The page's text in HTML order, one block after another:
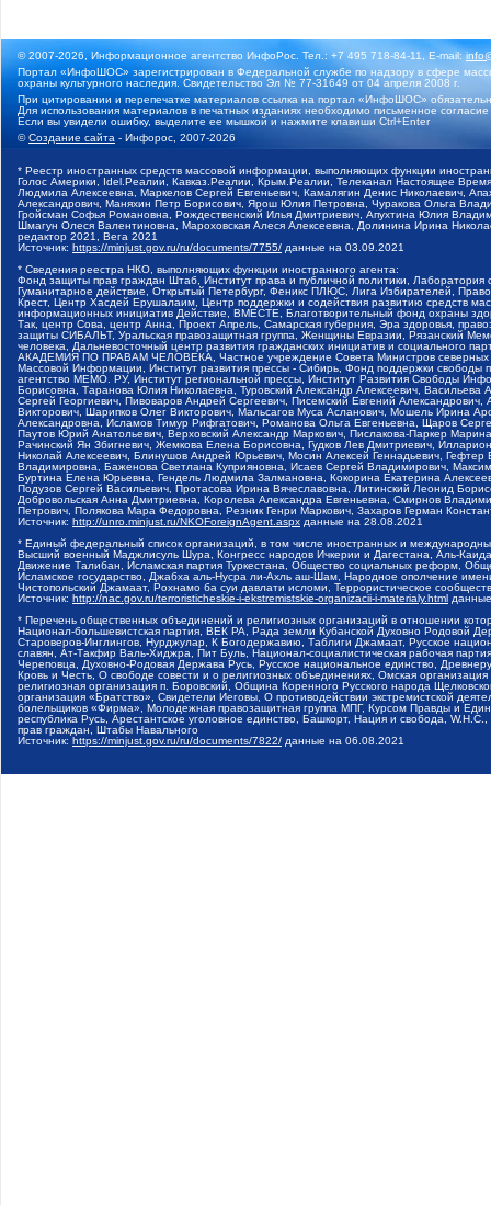
© 2007-2026, Информационное агентство ИнфоРос. Тел.: +7 495 718-84-11, E-mail:
Портал «ИнфоШОС» зарегистрирован в Федеральной службе по надзору в сфере
охраны культурного наследия. Свидетельство Эл № 77-31649 от 04 апреля 2008 г.
При цитировании и перепечатке материалов ссылка на портал «ИнфоШОС»
Для использования материалов в печатных изданиях необходимо письменное
Если вы увидели ошибку, выделите ее мышкой и нажмите клавиши Ctrl+Enter
©Создание сайта - Инфорос, 2007-2026
* Реестр иностранных средств массовой информации, выполняющих функции
Голос Америки, Idel.Реалии, Кавказ.Реалии, Крым.Реалии, Телеканал Настоящее
Людмила Алексеевна, Маркелов Сергей Евгеньевич, Камалягин Денис Николаевич,
Александрович, Маняхин Петр Борисович, Ярош Юлия Петровна, Чуракова Ольга
Гройсман Софья Романовна, Рождественский Илья Дмитриевич, Апухтина Юлия
Шмагун Олеся Валентиновна, Мароховская Алеся Алексеевна, Долинина Ирина
редактор 2021, Вега 2021
Источник: https://minjust.gov.ru/ru/documents/7755/ данные на 03.09.2021
* Сведения реестра НКО, выполняющих функции иностранного агента:
Фонд защиты прав граждан Штаб, Институт права и публичной политики,
Гуманитарное действие, Открытый Петербург, Феникс ПЛЮС, Лига Избирателей,
Крест, Центр Хасдей Ерушалаим, Центр поддержки и содействия развитию средств
информационных инициатив Действие, ВМЕСТЕ, Благотворительный фонд охраны
Так, центр Сова, центр Анна, Проект Апрель, Самарская губерния, Эра здоровья,
защиты СИБАЛЬТ, Уральская правозащитная группа, Женщины Евразии, Рязанский
человека, Дальневосточный центр развития гражданских инициатив и социального
АКАДЕМИЯ ПО ПРАВАМ ЧЕЛОВЕКА, Частное учреждение Совета Министров северных
Массовой Информации, Институт развития прессы - Сибирь, Фонд поддержки
агентство МЕМО. РУ, Институт региональной прессы, Институт Развития Свободы
Борисовна, Таранова Юлия Николаевна, Туровский Александр Алексеевич,
Сергей Георгиевич, Пивоваров Андрей Сергеевич, Писемский Евгений
Викторович, Шарипков Олег Викторович, Мальсагов Муса Асланович, Мошель Ирина
Александровна, Исламов Тимур Рифгатович, Романова Ольга Евгеньевна, Щаров
Паутов Юрий Анатольевич, Верховский Александр Маркович, Пислакова-Паркер
Рачинский Ян Збигневич, Жемкова Елена Борисовна, Гудков Лев Дмитриевич,
Николай Алексеевич, Блинушов Андрей Юрьевич, Мосин Алексей Геннадьевич,
Владимировна, Баженова Светлана Куприяновна, Исаев Сергей Владимирович,
Буртина Елена Юрьевна, Гендель Людмила Залмановна, Кокорина Екатерина
Подузов Сергей Васильевич, Протасова Ирина Вячеславовна, Литинский Леонид
Добровольская Анна Дмитриевна, Королева Александра Евгеньевна, Смирнов
Петрович, Полякова Мара Федоровна, Резник Генри Маркович, Захаров Герман
Источник: http://unro.minjust.ru/NKOForeignAgent.aspx данные на 28.08.2021
* Единый федеральный список организаций, в том числе иностранных и
Высший военный Маджлисуль Шура, Конгресс народов Ичкерии и Дагестана, Аль-
Движение Талибан, Исламская партия Туркестана, Общество социальных реформ,
Исламское государство, Джабха аль-Нусра ли-Ахль аш-Шам, Народное ополчение
Чистопольский Джамаат, Рохнамо ба суи давлати исломи, Террористическое
Источник: http://nac.gov.ru/terroristicheskie-i-ekstremistskie-organizacii-i-materialy.html
* Перечень общественных объединений и религиозных организаций в отношении
Национал-большевистская партия, ВЕК РА, Рада земли Кубанской Духовно Родовой
Староверов-Инглингов, Нурджулар, К Богодержавию, Таблиги Джамаат, Русское
славян, Ат-Такфир Валь-Хиджра, Пит Буль, Национал-социалистическая рабочая
Череповца, Духовно-Родовая Держава Русь, Русское национальное единство,
Кровь и Честь, О свободе совести и о религиозных объединениях, Омская
религиозная организация п. Боровский, Община Коренного Русского народа
организация «Братство», Свидетели Иеговы, О противодействии экстремистской
болельщиков «Фирма», Молодежная правозащитная группа МПГ, Курсом Правды и
республика Русь, Арестантское уголовное единство, Башкорт, Нация и свобода,
прав граждан, Штабы Навального
Источник: https://minjust.gov.ru/ru/documents/7822/ данные на 06.08.2021